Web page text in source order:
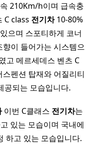
210Km/h이며 급속충
C class 전기차10-80%
으며 스포티하게 코너
이 들어가는 시스템으
고 메르세데스 벤츠 C
펜션 탑재와 어질리티
공되는 모습입니다.
이번 C클래스 전기차는
있는 모습이며 국내에
하고 있는 모습입니다.